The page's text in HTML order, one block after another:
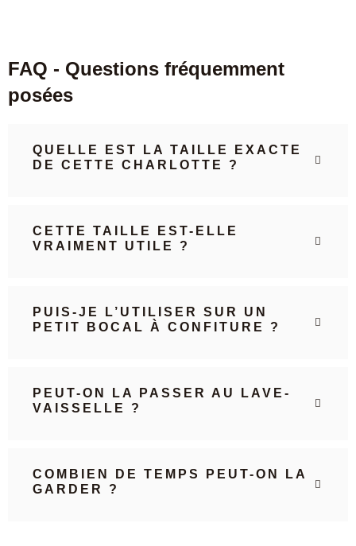
FAQ - Questions fréquemment
posées
QUELLE EST LA TAILLE EXACTE
DE CETTE CHARLOTTE ?
CETTE TAILLE EST-ELLE
VRAIMENT UTILE ?
PUIS-JE L’UTILISER SUR UN
PETIT BOCAL À CONFITURE ?
PEUT-ON LA PASSER AU LAVE-
VAISSELLE ?
COMBIEN DE TEMPS PEUT-ON LA
GARDER ?